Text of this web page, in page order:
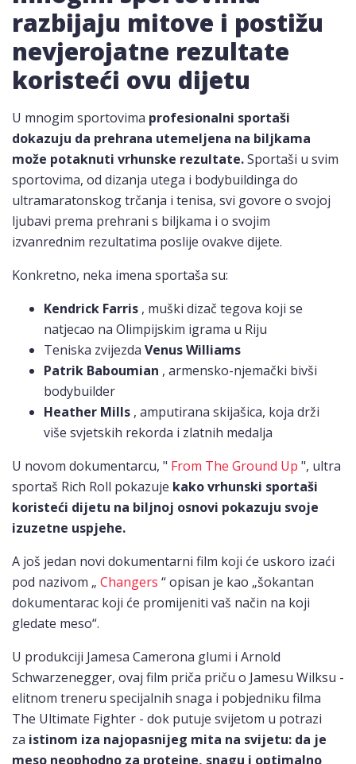
razbijaju mitove i postižu
nevjerojatne rezultate
koristeći ovu dijetu
U mnogim sportovima profesionalni sportaši
dokazuju da prehrana utemeljena na biljkama
može potaknuti vrhunske rezultate.Sportaši u svim
sportovima, od dizanja utega i bodybuildinga do
ultramaratonskog trčanja i tenisa, svi govore o svojoj
ljubavi prema prehrani s biljkama i o svojim
izvanrednim rezultatima poslije ovakve dijete.
Konkretno, neka imena sportaša su:
Kendrick Farris , muški dizač tegova koji se
natjecao na Olimpijskim igrama u Riju
Teniska zvijezda Venus Williams
Patrik Baboumian , armensko-njemački bivši
bodybuilder
Heather Mills , amputirana skijašica, koja drži
više svjetskih rekorda i zlatnih medalja
U novom dokumentarcu, " From The Ground Up ", ultra
sportaš Rich Roll pokazuje kako vrhunski sportaši
koristeći dijetu na biljnoj osnovi pokazuju svoje
izuzetne uspjehe.
A još jedan novi dokumentarni film koji će uskoro izaći
pod nazivom „ Changers “ opisan je kao „šokantan
dokumentarac koji će promijeniti vaš način na koji
gledate meso“.
U produkciji Jamesa Camerona glumi i Arnold
Schwarzenegger, ovaj film priča priču o Jamesu Wilksu -
elitnom treneru specijalnih snaga i pobjedniku filma
The Ultimate Fighter - dok putuje svijetom u potrazi
za istinom iza najopasnijeg mita na svijetu: da je
meso neophodno za proteine, snagu i optimalno